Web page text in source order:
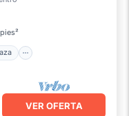
VER OFERTA